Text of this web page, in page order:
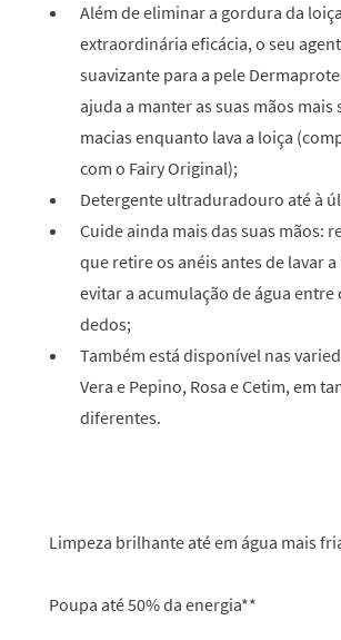
Além de eliminar a gordura da
extraordinária eficácia, o seu
suavizante para a pele
ajuda a manter as suas mãos mais
macias enquanto lava a loiça
com o Fairy Original);
Detergente ultraduradouro até à
Cuide ainda mais das suas mãos:
que retire os anéis antes de lavar
evitar a acumulação de água entre
dedos;
Também está disponível nas
Vera e Pepino, Rosa e Cetim, em
diferentes.
Limpeza brilhante até em água mais
Poupa até 50% da energia**